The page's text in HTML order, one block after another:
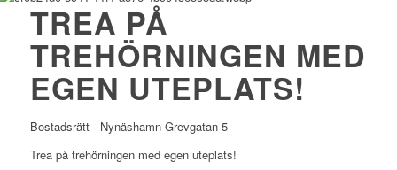
TREA PÅ
TREHÖRNINGEN MED
EGEN UTEPLATS!
Bostadsrätt - Nynäshamn Grevgatan 5
Trea på trehörningen med egen uteplats!